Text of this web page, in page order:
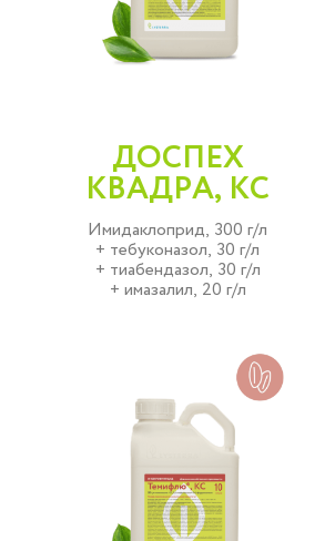
ДОСПЕХ
КВАДРА, КС
Имидаклоприд, 300 г/л
+ тебуконазол, 30 г/л
+ тиабендазол, 30 г/л
+ имазалил, 20 г/л